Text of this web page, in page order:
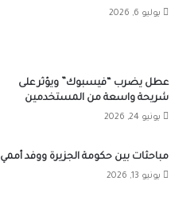
يوليو 6, 2026
عطل يضرب “فيسبوك” ويؤثر على
شريحة واسعة من المستخدمين
يونيو 24, 2026
مباحثات بين حكومة الجزيرة ووفد أممي
يونيو 13, 2026